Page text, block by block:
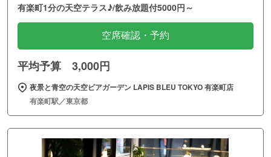
有楽町1分の天空テラス♪/飲み放題付5000円～
空席確認・予約
平均予算 3,000円
夜景と青空の天空ビアガーデン LAPIS BLEU TOKYO 有楽町店
有楽町駅／東京都